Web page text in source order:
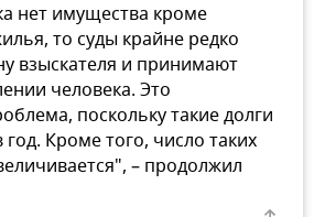
нет имущества кроме
то суды крайне редко
взыскателя и принимают
человека. Это
поскольку такие долги
год. Кроме того, число таких
– продолжил